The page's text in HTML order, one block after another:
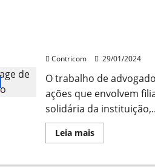
Contricom 29/01/2024
O trabalho de
ações que envolvem
solidária da
Leia maisLeia
mais